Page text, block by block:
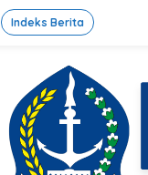
Indeks Berita